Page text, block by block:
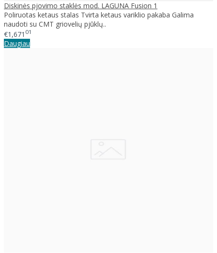
Diskinės pjovimo staklės mod. LAGUNA Fusion 1
Poliruotas ketaus stalas Tvirta ketaus variklio pakaba Galima
naudoti su CMT griovelių pjūklų..
€1,671 01
Daugiau